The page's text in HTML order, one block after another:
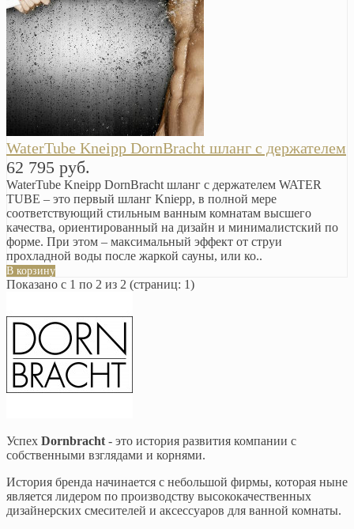
WaterTube Kneipp DornBracht шланг с держателем
62 795 руб.
WaterTube Kneipp DornBracht шланг с держателем WATER
TUBE – это первый шланг Kniepp, в полной мере
соответствующий стильным ванным комнатам высшего
качества, ориентированный на дизайн и минималистский по
форме. При этом – максимальный эффект от струи
прохладной воды после жаркой сауны, или ко..
В корзину
Показано с 1 по 2 из 2 (страниц: 1)
Успех Dornbracht - это история развития компании с
собственными взглядами и корнями.
История бренда начинается с небольшой фирмы, которая ныне
является лидером по производству высококачественных
дизайнерских смесителей и аксессуаров для ванной комнаты.